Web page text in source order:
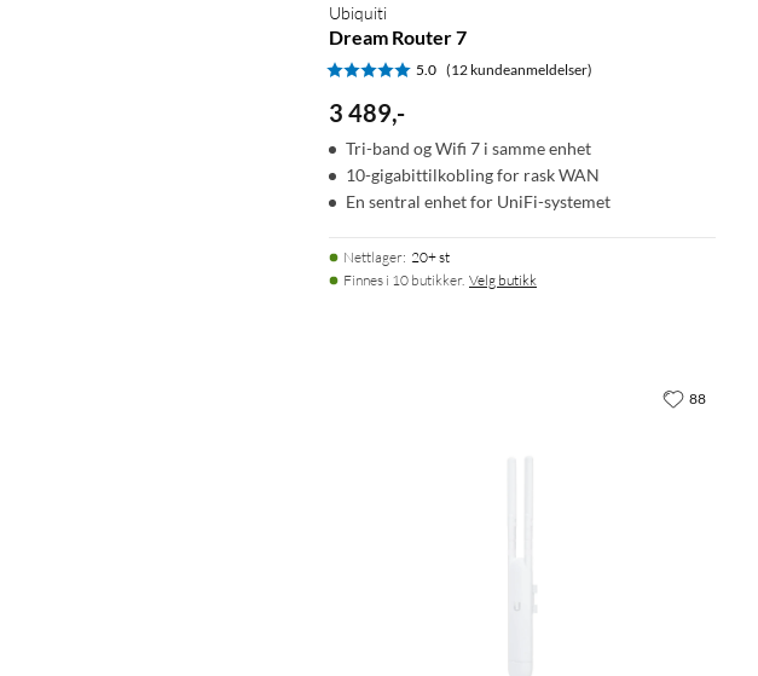
Ubiquiti
Dream Router 7
5.0 (12 kundeanmeldelser)
3 489,-
Tri-band og Wifi 7 i samme enhet
10-gigabittilkobling for rask WAN
En sentral enhet for UniFi-systemet
Nettlager: 20+ st
Finnes i 10 butikker. Velg butikk
88